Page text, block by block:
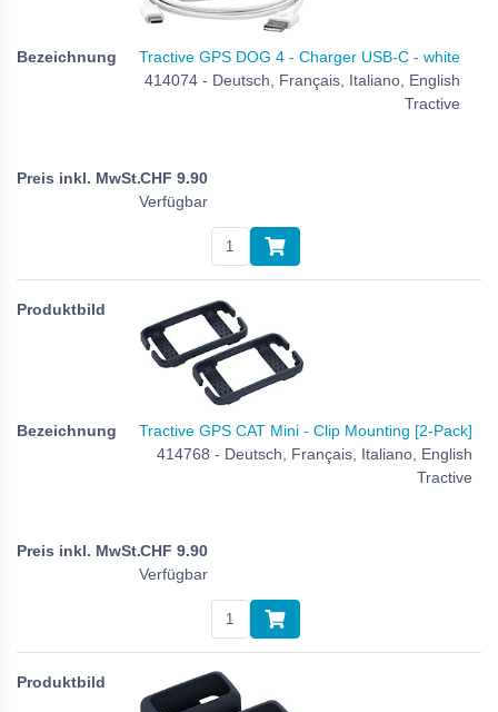
Tractive GPS DOG 4 - Charger USB-C - white
414074 - Deutsch, Français, Italiano, English
Tractive
CHF 9.90
Verfügbar
Tractive GPS CAT Mini - Clip Mounting [2-Pack]
414768 - Deutsch, Français, Italiano, English
Tractive
CHF 9.90
Verfügbar